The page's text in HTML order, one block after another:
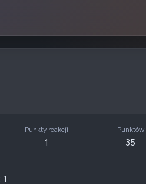
Punkty reakcji
1
Punktów
35
1